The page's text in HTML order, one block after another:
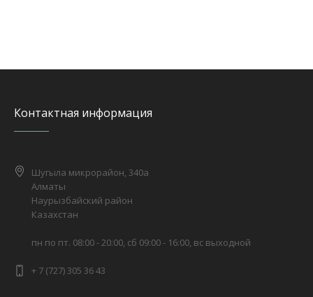
Контактная информация
Шугыла микрорайон, 340а
Алматы
Наурызбайский район
Казахстан
пн по пт. 08:00 - 20:00, сб 09:00 - 16:00, вс выходной
+ 7 (727) 305 36 43